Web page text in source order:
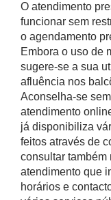
O atendimento
funcionar sem
o agendamento
Embora o uso de
sugere-se a sua
afluência nos
Aconselha-se
atendimento
já disponibiliza
feitos através de
consultar também
atendimento que
horários e